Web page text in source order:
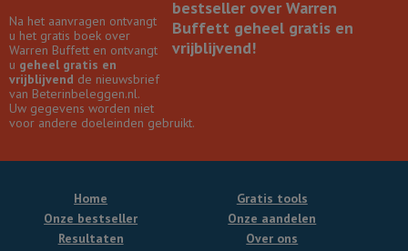
bestseller over Warren
Buffett geheel gratis en
vrijblijvend!
Na het aanvragen ontvangt
u het gratis boek over
Warren Buffett en ontvangt
u geheel gratis en
vrijblijvend de nieuwsbrief
van Beterinbeleggen.nl.
Uw gegevens worden niet
voor andere doeleinden gebruikt.
Home
Onze bestseller
Gratis tools
Onze aandelen
Resultaten
Over ons